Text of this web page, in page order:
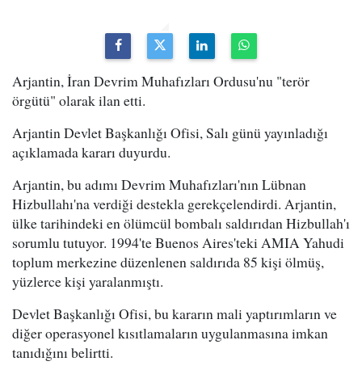
Arjantin, İran Devrim Muhafızları Ordusu'nu "terör
örgütü" olarak ilan etti.
Arjantin Devlet Başkanlığı Ofisi, Salı günü yayınladığı
açıklamada kararı duyurdu.
Arjantin, bu adımı Devrim Muhafızları'nın Lübnan
Hizbullahı'na verdiği destekla gerekçelendirdi. Arjantin,
ülke tarihindeki en ölümcül bombalı saldırıdan Hizbullah'ı
sorumlu tutuyor. 1994'te Buenos Aires'teki AMIA Yahudi
toplum merkezine düzenlenen saldırıda 85 kişi ölmüş,
yüzlerce kişi yaralanmıştı.
Devlet Başkanlığı Ofisi, bu kararın mali yaptırımların ve
diğer operasyonel kısıtlamaların uygulanmasına imkan
tanıdığını belirtti.